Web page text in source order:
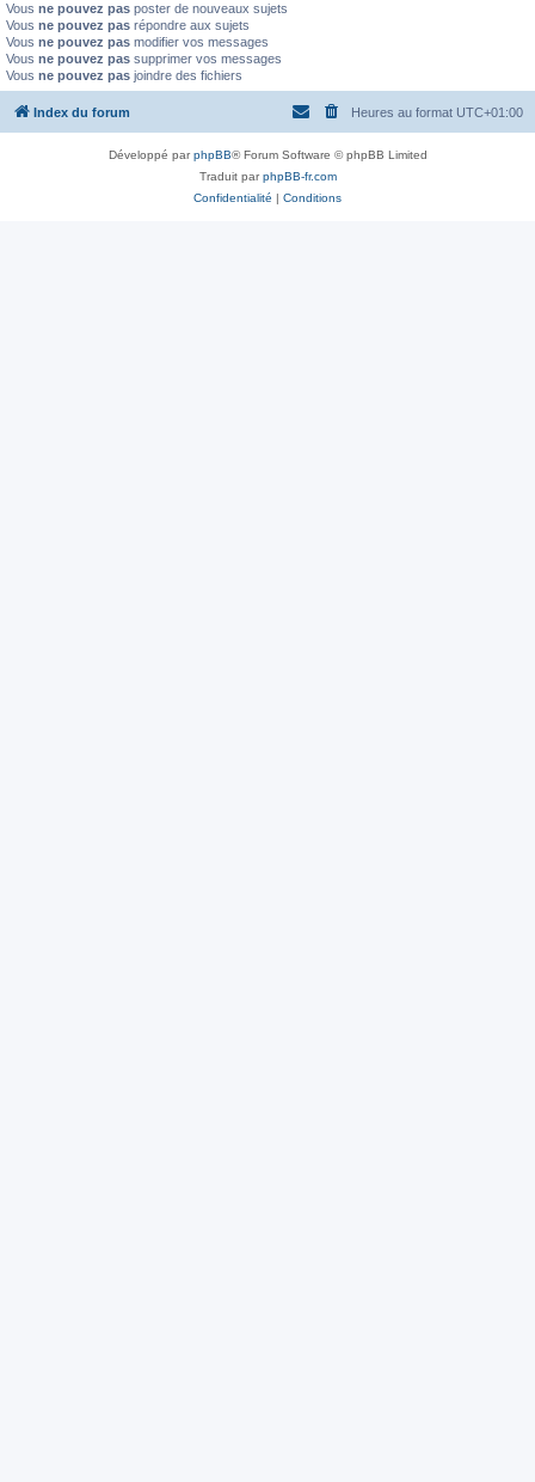
Vous ne pouvez pas poster de nouveaux sujets
Vous ne pouvez pas répondre aux sujets
Vous ne pouvez pas modifier vos messages
Vous ne pouvez pas supprimer vos messages
Vous ne pouvez pas joindre des fichiers
Index du forum Heures au format UTC+01:00
Développé parphpBB® Forum Software © phpBB Limited
Traduit parphpBB-fr.com
Confidentialité | Conditions